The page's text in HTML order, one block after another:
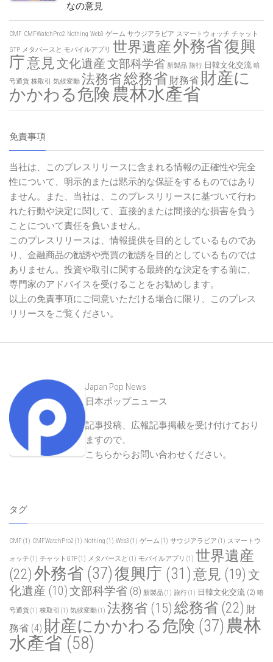
なの意見
CMF CMFWatchPro2 Nothing Web3 ゲーム サウジアラビア スマートウォッチ チャット
GTP メタバースと モバイルアプリ 世界遺産外務省復興
庁意見文化遺産文部科学省 新製品 旅行 日韓文化交流 暗
号通貨 株取引 気候変動 法務省総務省 財務省 財産に
かかわる危険農林水產省
免責事項
当社は、このプレスリリースに含まれる情報の正確性や完全
性について、明示的または黙示的な保証をするものではあり
ません。また、当社は、このプレスリリースに基づいて行わ
れた行動や決定に関して、直接的または間接的な損害を負う
ことについて責任を負いません。
このプレスリリースは、情報提供を目的としているものであ
り、金融商品の勧誘や売買の勧誘を目的としているものでは
ありません。投資や取引に関する最終的な決定をする前に、
専門家のアドバイスを受けることをお勧めします。
以上の免責事項にご同意いただける場合に限り、このプレス
リリースをご覧ください。
Japan Pop News
日本ポップニュース
記事投稿、広報記事掲載を受け付けており
ますので、
こちらからお問い合わせください。
タグ
CMF (1) CMFWatchPro2 (1) Nothing (1) Web3 (1) ゲーム (1) サウジアラビア (1) スマートウ
ォッチ (1) チャットGTP(1) メタバースと (1) モバイルアプリ (1) 世界遺産
(22)外務省 (37)復興庁 (31)意見 (19) 文
化遺産 (10)文部科学省 (8) 新製品(1) 旅行(1) 日韓文化交流 (2) 暗
号通貨(1) 株取引 (1) 気候変動(1) 法務省 (15) 総務省 (22) 財
務省 (4) 財産にかかわる危険 (37) 農林
水產省 (58)